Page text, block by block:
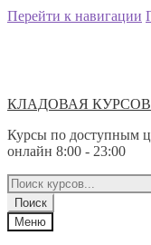
Перейти к навигации
КЛАДОВАЯ КУРСОВ
Курсы по доступным
онлайн 8:00 - 23:00
Поиск
Меню